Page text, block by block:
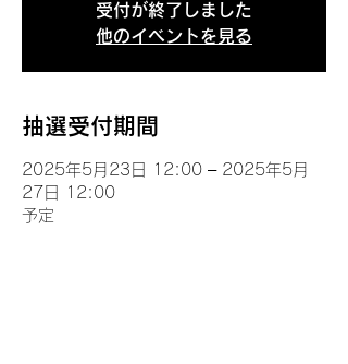
受付が終了しました
他のイベントを見る
抽選受付期間
2025年5月23日 12:00 – 2025年5月
27日 12:00
予定